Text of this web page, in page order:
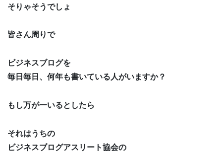
そりゃそうでしょ
皆さん周りで
ビジネスブログを
毎日毎日、何年も書いている人がいますか？
もし万が一いるとしたら
それはうちの
ビジネスブログアスリート協会の